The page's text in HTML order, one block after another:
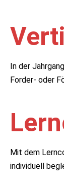
In der
Forder- oder
Mit dem
individuell